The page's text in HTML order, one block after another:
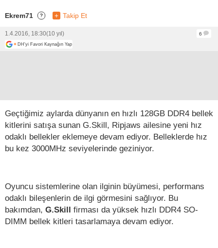
Ekrem71 ? + Takip Et
1.4.2016, 18:30(10 yıl)
6
+ DH'yi Favori Kaynağın Yap
Geçtiğimiz aylarda dünyanın en hızlı 128GB DDR4 bellek
kitlerini satışa sunan G.Skill, Ripjaws ailesine yeni hız
odaklı bellekler eklemeye devam ediyor. Belleklerde hız
bu kez 3000MHz seviyelerinde geziniyor.
Oyuncu sistemlerine olan ilginin büyümesi, performans
odaklı bileşenlerin de ilgi görmesini sağlıyor. Bu
bakımdan, G.Skill firması da yüksek hızlı DDR4 SO-
DIMM bellek kitleri tasarlamaya devam ediyor.